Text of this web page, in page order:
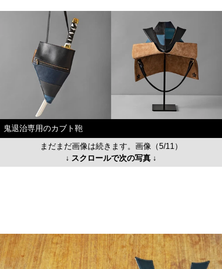
鬼退治専用のカブト鞄
まだまだ画像は続きます。画像（5/11）
↓ スクロールで次の写真 ↓